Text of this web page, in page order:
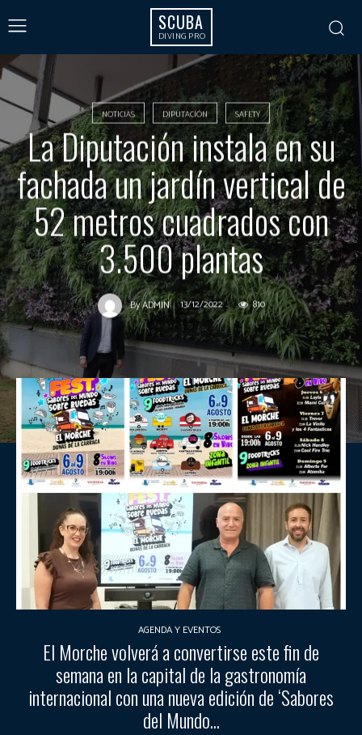
SCUBA
DIVING PRO
NOTICIAS DIPUTACIÓN SAFETY
La Diputación instala en su
fachada un jardín vertical de
52 metros cuadrados con
3.500 plantas
ByADMIN 13/12/2022 810
AGENDA Y EVENTOS
El Morche volverá a convertirse este fin de
semana en la capital de la gastronomía
internacional con una nueva edición de ‘Sabores
del Mundo...